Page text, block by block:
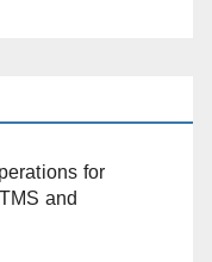
for
and